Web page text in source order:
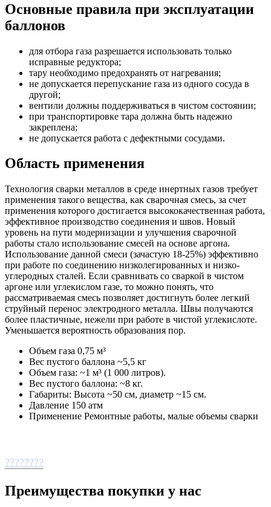
Основные правила при эксплуатации
баллонов
для отбора газа разрешается использовать только
исправные редуктора;
тару необходимо предохранять от нагревания;
не допускается перепускание газа из одного сосуда в
другой;
вентили должны поддерживаться в чистом состоянии;
при транспортировке тара должна быть надежно
закреплена;
не допускается работа с дефектными сосудами.
Область применения
Технология сварки металлов в среде инертных газов требует
применения такого вещества, как сварочная смесь, за счет
применения которого достигается высококачественная работа,
эффективное производство соединения и швов. Новый
уровень на пути модернизации и улучшения сварочной
работы стало использование смесей на основе аргона.
Использование данной смеси (зачастую 18-25%) эффективно
при работе по соединению низколегированных и низко-
углеродных сталей. Если сравнивать со сваркой в чистом
аргоне или углекислом газе, то можно понять, что
рассматриваемая смесь позволяет достигнуть более легкий
струйный перенос электродного металла. Швы получаются
более пластичные, нежели при работе в чистой углекислоте.
Уменьшается вероятность образования пор.
Объем газа 0,75 м³
Вес пустого баллона ~5,5 кг
Объем газа: ~1 м³ (1 000 литров).
Вес пустого баллона: ~8 кг.
Габариты: Высота ~50 см, диаметр ~15 см.
Давление 150 атм
Применение Ремонтные работы, малые объемы сварки
????????
Преимущества покупки у нас